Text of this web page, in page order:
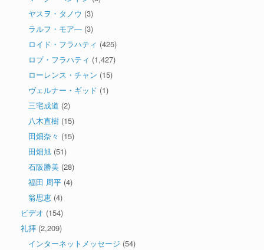
ヤスヲ・タノウ (3)
ラルフ・モア― (3)
ロイド・フラハティ (425)
ロブ・フラハティ (1,427)
ローレンス・チャン (15)
ヴェルナー・ギッド (1)
三宅成道 (2)
八木直樹 (15)
田畑奈々 (15)
田畑旭 (51)
石阪勝美 (28)
福田 周平 (4)
翁思恵 (4)
ビデオ (154)
礼拝 (2,209)
インターネットメッセージ (54)